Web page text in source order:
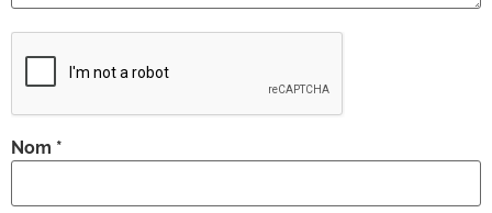
Nom *